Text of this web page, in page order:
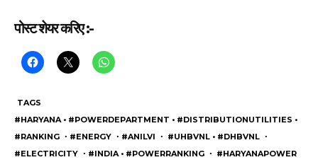
पोस्ट शेयर करिए :-
TAGS
#HARYANA • #POWERDEPARTMENT • #DISTRIBUTIONUTILITIES •
#RANKING ・#ENERGY ・#ANILVI ・ #UHBVNL • #DHBVNL ・
#ELECTRICITY ・#INDIA • #POWERRANKING ・ #HARYANAPOWER